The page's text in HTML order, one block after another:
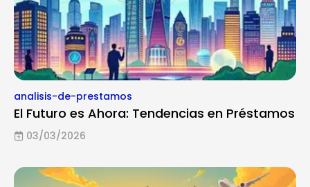
analisis-de-prestamos
El Futuro es Ahora: Tendencias en Préstamos
03/03/2026